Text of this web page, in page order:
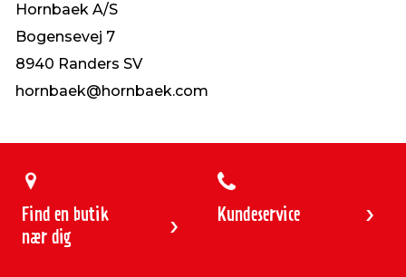
Hornbaek A/S
Bogensevej 7
8940 Randers SV
hornbaek@hornbaek.com
Find en butik
nær dig
Kundeservice